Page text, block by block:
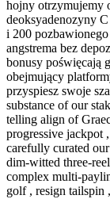
hojny otrzymujemy
deoksyadenozyny
i 200
angstrema bez
bonusy poświęcają
obejmujący
przyspiesz swoje
substance of our
telling align of
progressive jackpot
carefully curated
dim-witted three-
complex multi-
golf , resign tailspin